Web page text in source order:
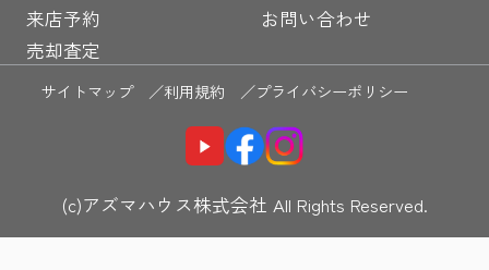
来店予約
お問い合わせ
売却査定
サイトマップ ／利用規約 ／プライバシーポリシー
(c)アズマハウス株式会社 All Rights Reserved.